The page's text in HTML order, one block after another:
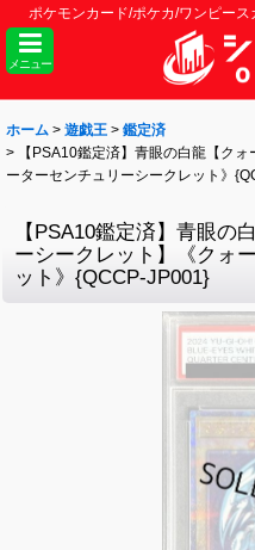
ポケモンカード/ポケカ/ワンピー
メニュー
ホーム > 遊戯王 > 鑑定済
>
【PSA10鑑定済】青眼の白龍【ク
ーターセンチュリーシークレット》
【PSA10鑑定済】青眼の
ーシークレット】《クォ
ット》{QCCP-JP001}